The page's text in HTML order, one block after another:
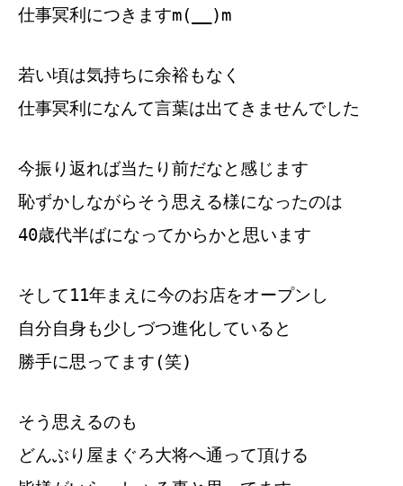
仕事冥利につきますm(__)m
若い頃は気持ちに余裕もなく
仕事冥利になんて言葉は出てきませんでした
今振り返れば当たり前だなと感じます
恥ずかしながらそう思える様になったのは
40歳代半ばになってからかと思います
そして11年まえに今のお店をオープンし
自分自身も少しづつ進化していると
勝手に思ってます(笑)
そう思えるのも
どんぶり屋まぐろ大将へ通って頂ける